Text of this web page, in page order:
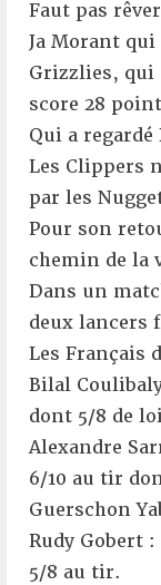
Faut pas
Ja Morant
Grizzlies, qui
score 28
Qui a
Les Clippers
par les
Pour son
chemin de la
Dans un
deux lancers
Les Français
Bilal
dont 5/8 de
Alexandre
6/10 au tir
Guerschon
Rudy Gobert
5/8 au tir.